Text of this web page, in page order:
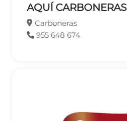
AQUÍ CARBONERAS
Carboneras
955 648 674